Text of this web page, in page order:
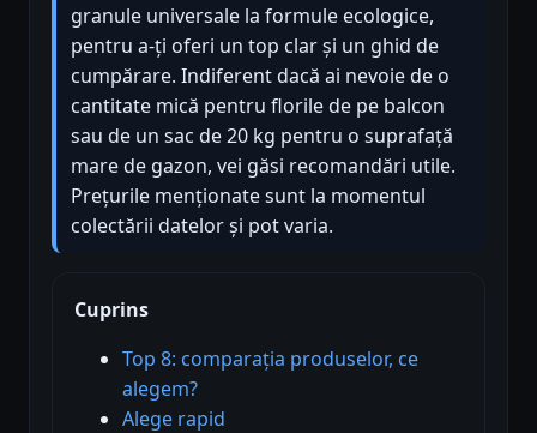
granule universale la formule ecologice,
pentru a-ți oferi un top clar și un ghid de
cumpărare. Indiferent dacă ai nevoie de o
cantitate mică pentru florile de pe balcon
sau de un sac de 20 kg pentru o suprafață
mare de gazon, vei găsi recomandări utile.
Prețurile menționate sunt la momentul
colectării datelor și pot varia.
Cuprins
Top 8: comparația produselor, ce
alegem?
Alege rapid